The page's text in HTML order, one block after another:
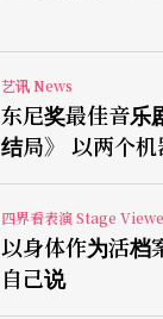
艺讯 News
东尼奖最佳音乐
结局》 以两个
视有限人生
四界看表演 Stage
以身体作为活档
自己说